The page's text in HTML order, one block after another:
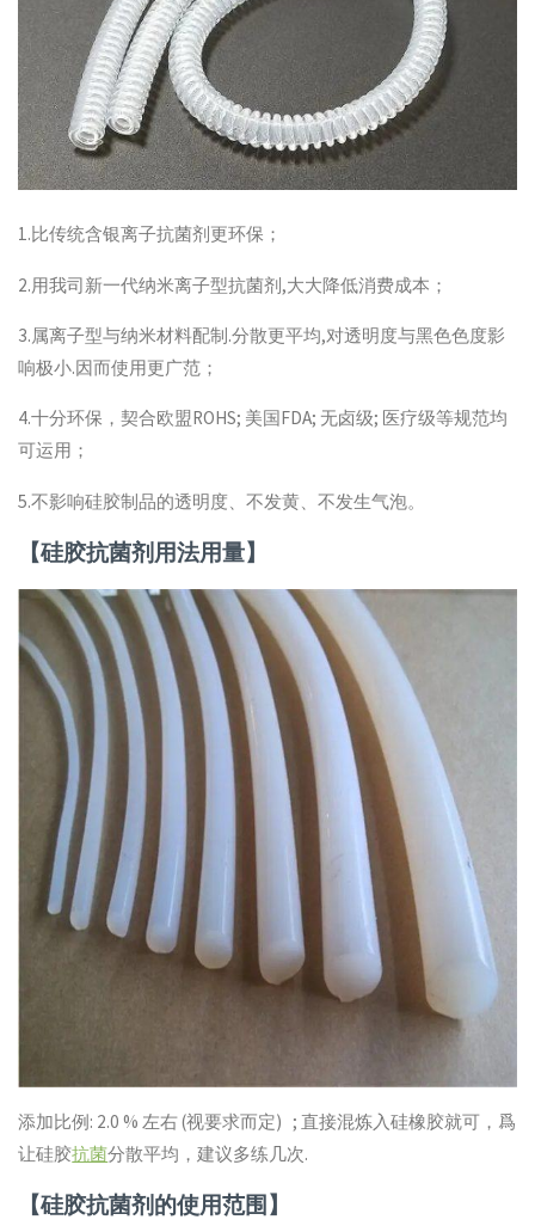
1.比传统含银离子抗菌剂更环保；
2.用我司新一代纳米离子型抗菌剂,大大降低消费成本；
3.属离子型与纳米材料配制.分散更平均,对透明度与黑色色度影
响极小.因而使用更广范；
4.十分环保，契合欧盟ROHS; 美国FDA; 无卤级; 医疗级等规范均
可运用；
5.不影响硅胶制品的透明度、不发黄、不发生气泡。
【硅胶抗菌剂用法用量】
添加比例: 2.0 % 左右 (视要求而定) ; 直接混炼入硅橡胶就可，爲
让硅胶抗菌分散平均，建议多练几次.
【硅胶抗菌剂的使用范围】